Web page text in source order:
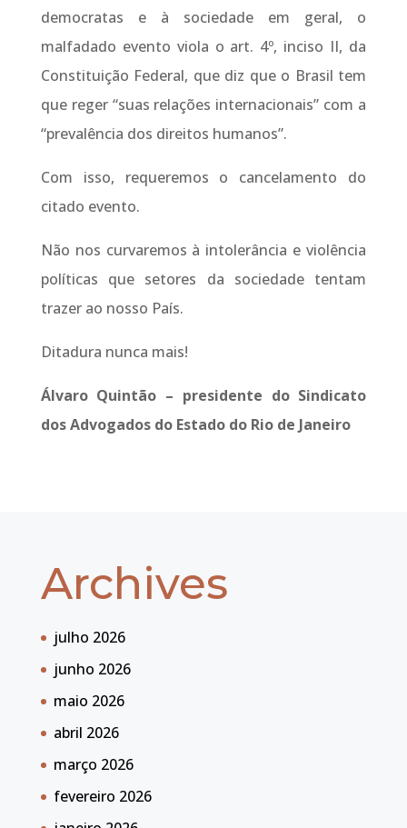
democratas e à sociedade em geral, o
malfadado evento viola o art. 4º, inciso II, da
Constituição Federal, que diz que o Brasil tem
que reger “suas relações internacionais” com a
“prevalência dos direitos humanos”.
Com isso, requeremos o cancelamento do
citado evento.
Não nos curvaremos à intolerância e violência
políticas que setores da sociedade tentam
trazer ao nosso País.
Ditadura nunca mais!
Álvaro Quintão – presidente do Sindicato
dos Advogados do Estado do Rio de Janeiro
Archives
julho 2026
junho 2026
maio 2026
abril 2026
março 2026
fevereiro 2026